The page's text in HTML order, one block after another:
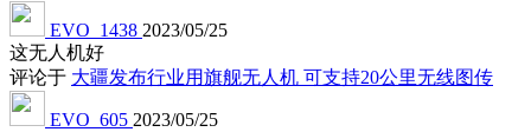
EVO_1438 2023/05/25
这无人机好
评论于 大疆发布行业用旗舰无人机 可支持20公里无线图传
EVO_605 2023/05/25